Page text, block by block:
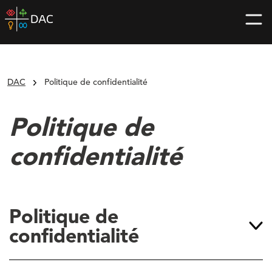
Skip
to
home
DAC Politique de confidentialité
Politique de
confidentialité
Politique de
confidentialité